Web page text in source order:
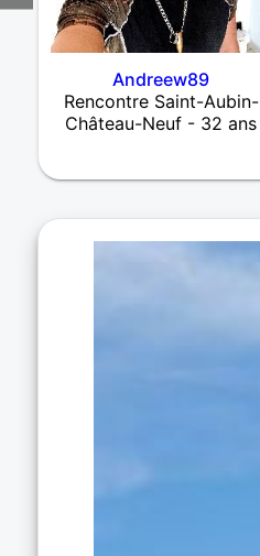
Andreew89
Rencontre Saint-Aubin-
Château-Neuf - 32 ans